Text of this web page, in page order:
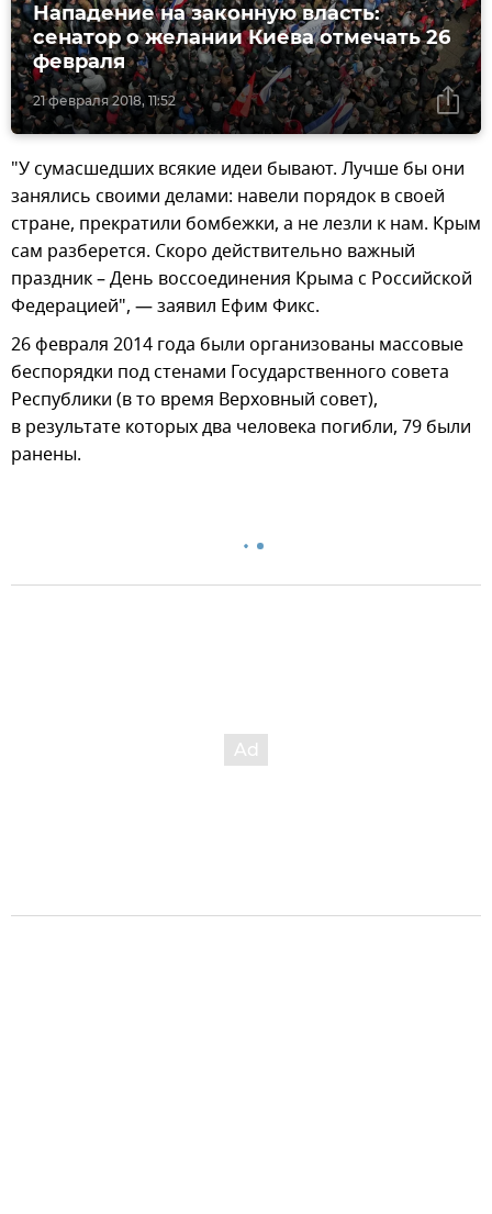
21 февраля 2018, 11:52
Нападение на законную власть:
сенатор о желании Киева отмечать 26
февраля
"У сумасшедших всякие идеи бывают. Лучше бы они
занялись своими делами: навели порядок в своей
стране, прекратили бомбежки, а не лезли к нам. Крым
сам разберется. Скоро действительно важный
праздник – День воссоединения Крыма с Российской
Федерацией", — заявил Ефим Фикс.
26 февраля 2014 года были организованы массовые
беспорядки под стенами Государственного совета
Республики (в то время Верховный совет),
в результате которых два человека погибли, 79 были
ранены.